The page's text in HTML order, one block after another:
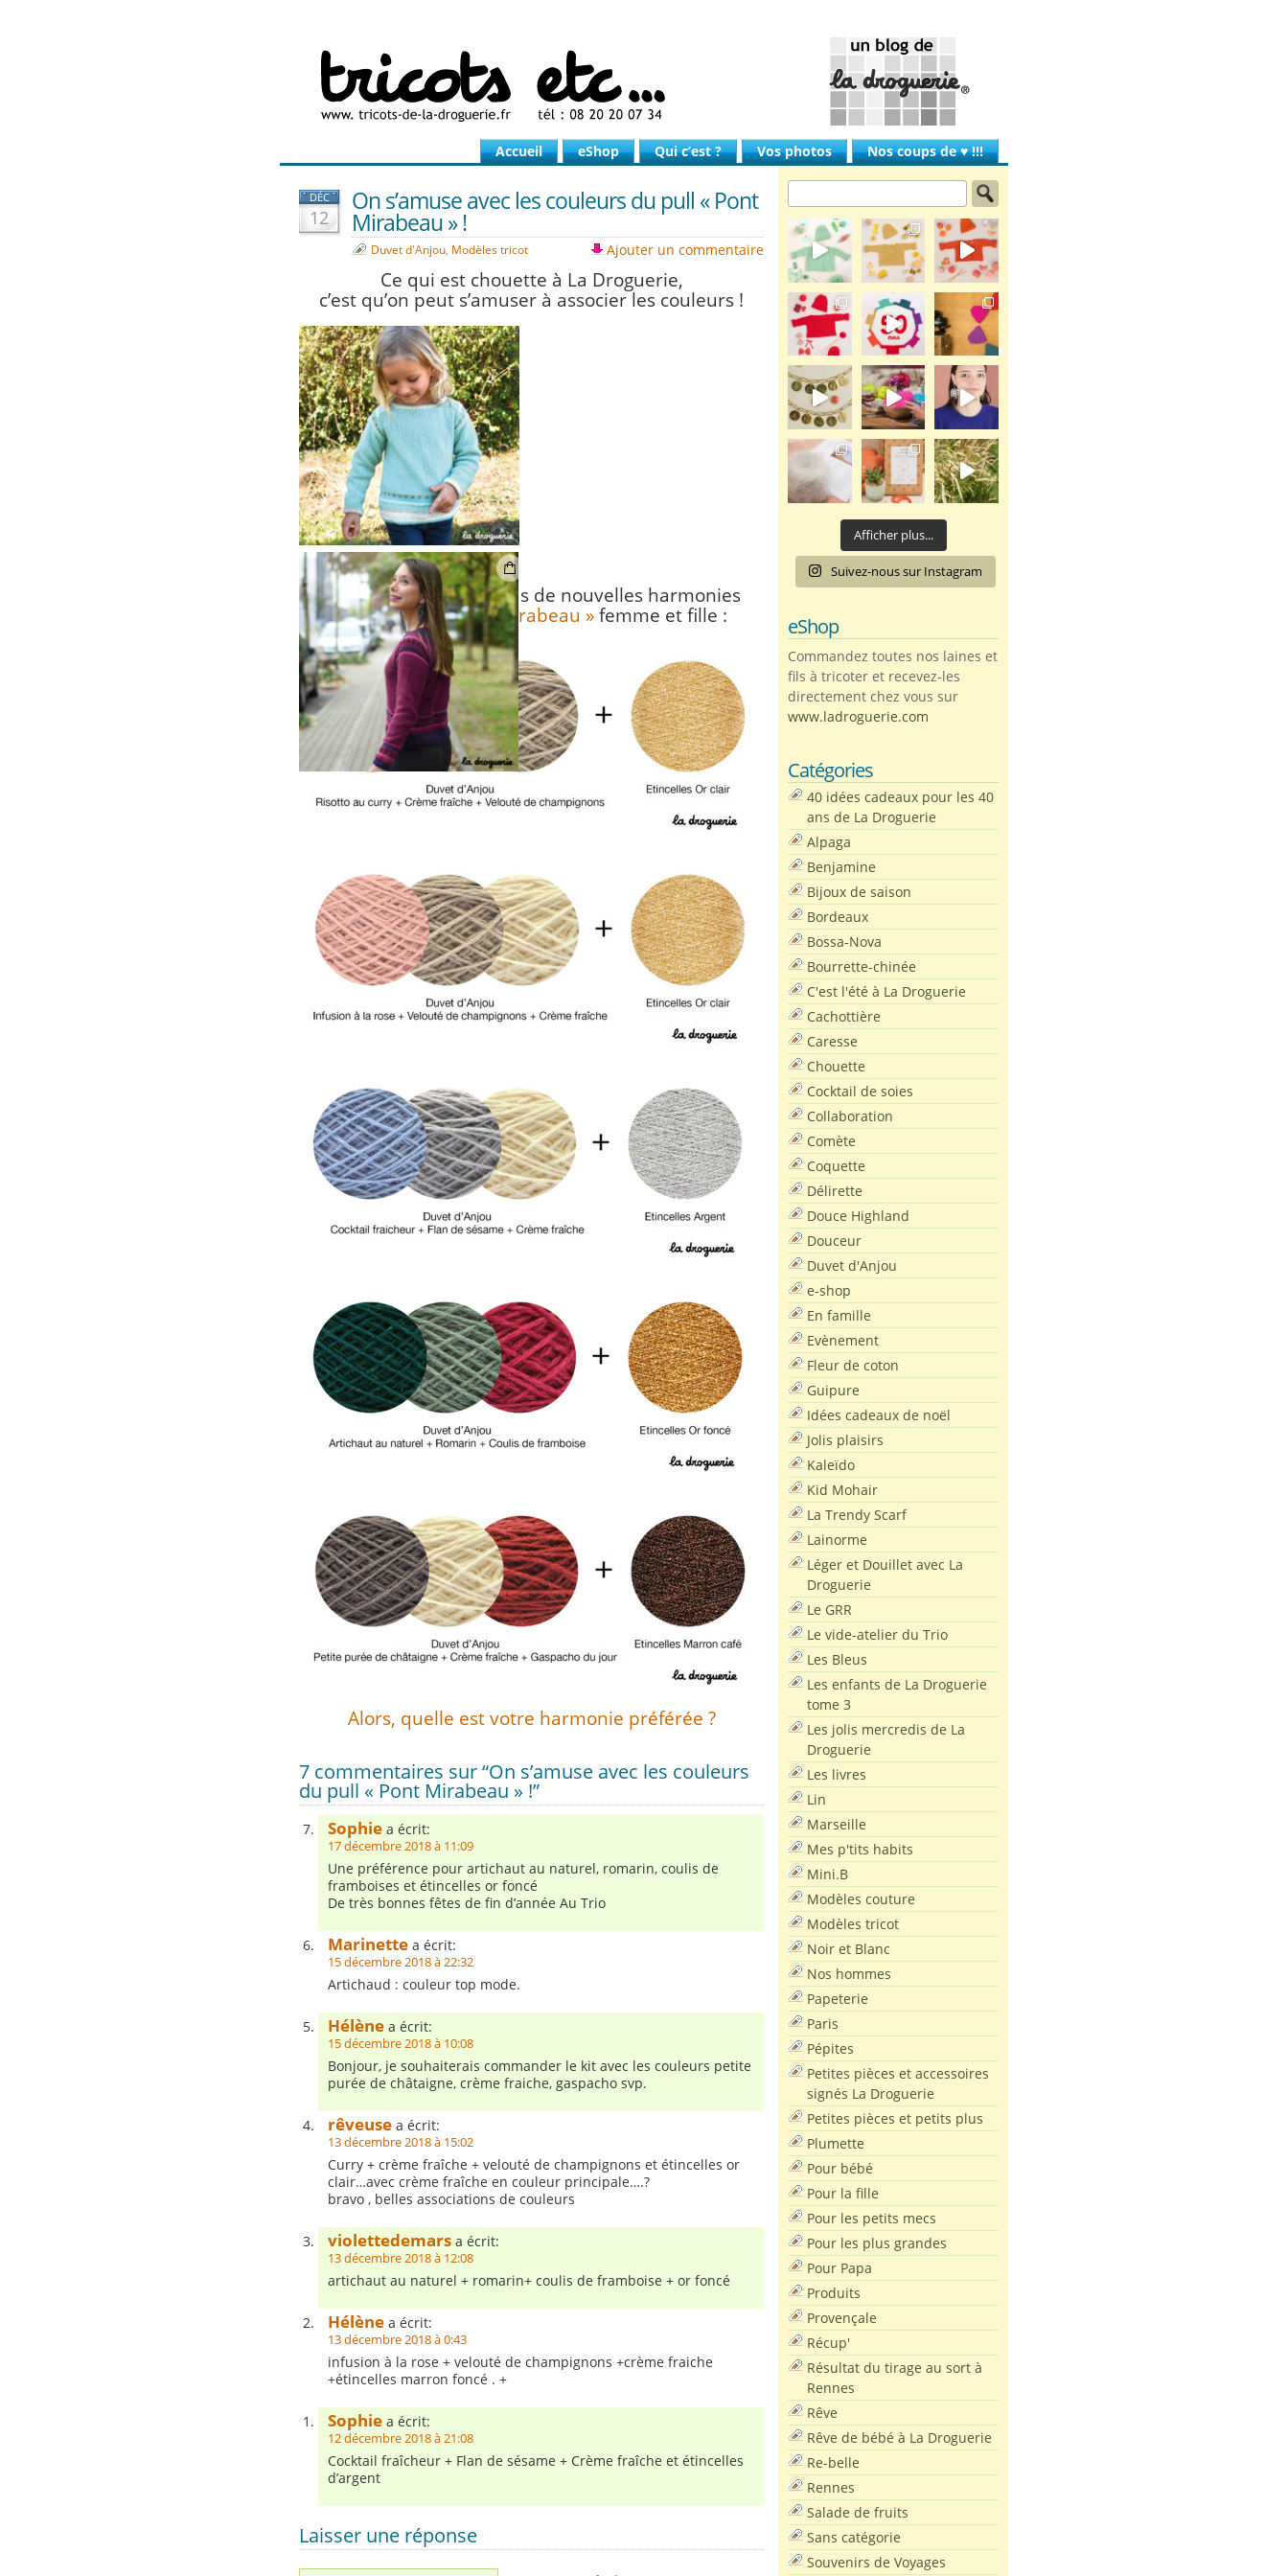
Accueil eShop Qui c’est ? Vos photos Nos coups de ♥ !!!
DÉC
12
On s’amuse avec les couleurs du pull « Pont
Mirabeau » !
Duvet d'Anjou, Modèles tricot Ajouter un commentaire
Ce qui est chouette à La Droguerie,
c’est qu’on peut s’amuser à associer les couleurs !
On a imaginé pour vous de nouvelles harmonies
pourle pull « Pont Mirabeau »femme et fille :
Alors, quelle est votre harmonie préférée ?
7 commentaires sur “On s’amuse avec les couleurs
du pull « Pont Mirabeau » !”
Sophie a écrit:
17 décembre 2018 à 11:09
Une préférence pour artichaut au naturel, romarin, coulis de
framboises et étincelles or foncé
De très bonnes fêtes de fin d’année Au Trio
Marinette a écrit:
15 décembre 2018 à 22:32
Artichaud : couleur top mode.
Hélène a écrit:
15 décembre 2018 à 10:08
Bonjour, je souhaiterais commander le kit avec les couleurs petite
purée de châtaigne, crème fraiche, gaspacho svp.
rêveuse a écrit:
13 décembre 2018 à 15:02
Curry + crème fraîche + velouté de champignons et étincelles or
clair…avec crème fraîche en couleur principale….?
bravo , belles associations de couleurs
violettedemars a écrit:
13 décembre 2018 à 12:08
artichaut au naturel + romarin+ coulis de framboise + or foncé
Hélène a écrit:
13 décembre 2018 à 0:43
infusion à la rose + velouté de champignons +crème fraiche
+étincelles marron foncé . +
Sophie a écrit:
12 décembre 2018 à 21:08
Cocktail fraîcheur + Flan de sésame + Crème fraîche et étincelles
d’argent
Laisser une réponse
Afficher plus...
Suivez-nous sur Instagram
eShop
Commandez toutes nos laines et
fils à tricoter et recevez-les
directement chez vous sur
www.ladroguerie.com
Catégories
40 idées cadeaux pour les 40
ans de La Droguerie
Alpaga
Benjamine
Bijoux de saison
Bordeaux
Bossa-Nova
Bourrette-chinée
C'est l'été à La Droguerie
Cachottière
Caresse
Chouette
Cocktail de soies
Collaboration
Comète
Coquette
Délirette
Douce Highland
Douceur
Duvet d'Anjou
e-shop
En famille
Evènement
Fleur de coton
Guipure
Idées cadeaux de noël
Jolis plaisirs
Kaleïdo
Kid Mohair
La Trendy Scarf
Lainorme
Léger et Douillet avec La
Droguerie
Le GRR
Le vide-atelier du Trio
Les Bleus
Les enfants de La Droguerie
tome 3
Les jolis mercredis de La
Droguerie
Les livres
Lin
Marseille
Mes p'tits habits
Mini.B
Modèles couture
Modèles tricot
Noir et Blanc
Nos hommes
Papeterie
Paris
Pépites
Petites pièces et accessoires
signés La Droguerie
Petites pièces et petits plus
Plumette
Pour bébé
Pour la fille
Pour les petits mecs
Pour les plus grandes
Pour Papa
Produits
Provençale
Récup'
Résultat du tirage au sort à
Rennes
Rêve
Rêve de bébé à La Droguerie
Re-belle
Rennes
Salade de fruits
Sans catégorie
Souvenirs de Voyages